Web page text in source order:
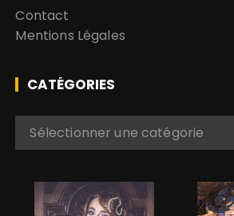
Contact
Mentions Légales
CATÉGORIES
Sélectionner une catégorie